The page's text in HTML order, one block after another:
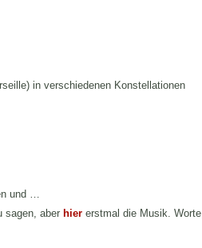
in verschiedenen Konstellationen
und …
sagen, aber hier erstmal die Musik. Worte,